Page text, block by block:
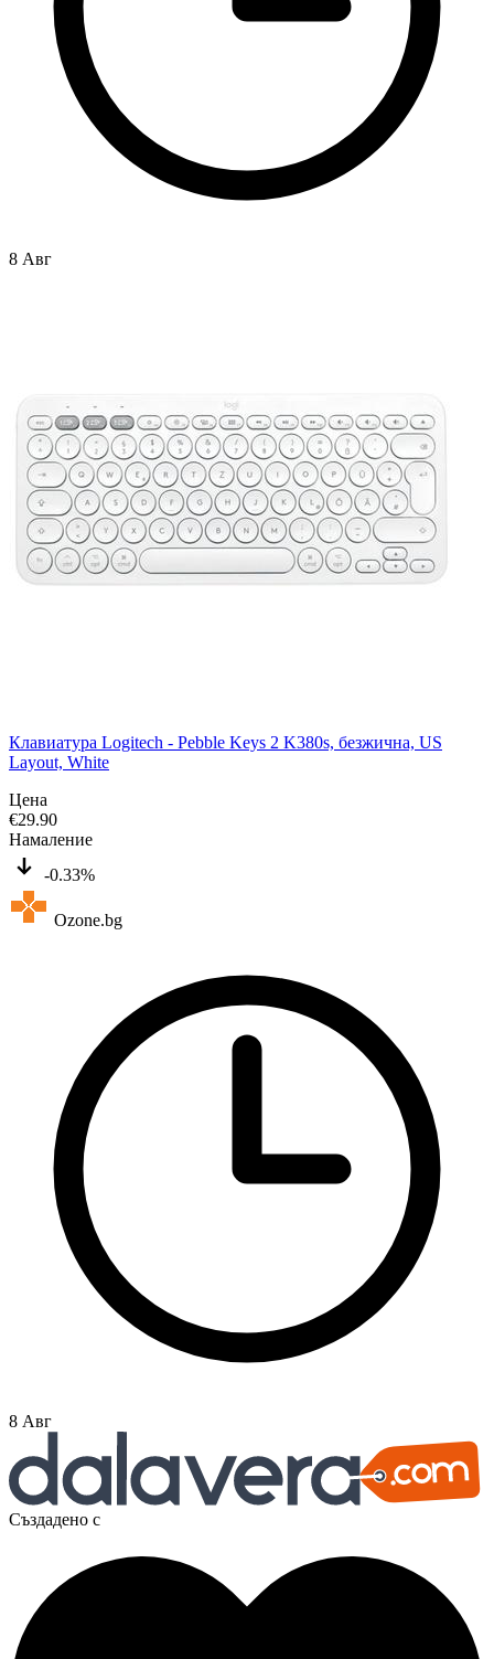
8 Авг
Клавиатура Logitech - Pebble Keys 2 K380s, безжична, US
Layout, White
Цена
€29.90
Намаление
-0.33%
Ozone.bg
8 Авг
Създадено с